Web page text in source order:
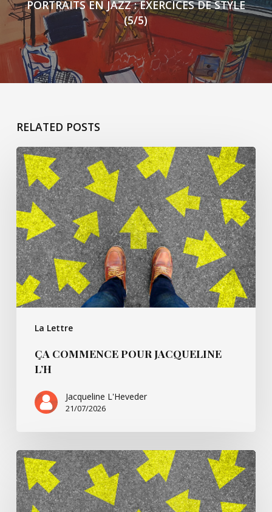
PORTRAITS EN JAZZ : EXERCICES DE STYLE
(5/5)
RELATED POSTS
La Lettre
ça
commence
pour
Jacqueline
L’h
ÇA COMMENCE POUR JACQUELINE
L’H
Jacqueline L'Heveder
21/07/2026
Ça
commence
avec
Villarsbrandis…